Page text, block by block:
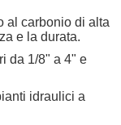
al carbonio di alta
e la durata.
da 1/8" a 4" e
idraulici a